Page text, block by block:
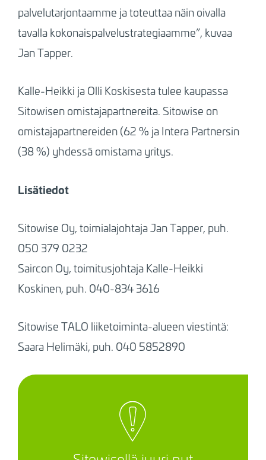
palvelutarjontaamme ja toteuttaa näin oivalla
tavalla kokonaispalvelustrategiaamme”, kuvaa
Jan Tapper.
Kalle-Heikki ja Olli Koskisesta tulee kaupassa
Sitowisen omistajapartnereita. Sitowise on
omistajapartnereiden (62 % ja Intera Partnersin
(38 %) yhdessä omistama yritys.
Lisätiedot
Sitowise Oy, toimialajohtaja Jan Tapper, puh.
050 379 0232
Saircon Oy, toimitusjohtaja Kalle-Heikki
Koskinen, puh. 040-834 3616
Sitowise TALO liiketoiminta-alueen viestintä:
Saara Helimäki, puh. 040 5852890